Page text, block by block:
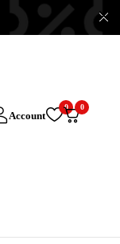
Account
0 0